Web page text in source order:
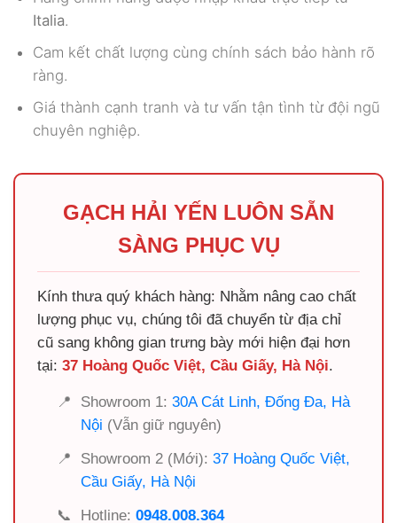
Cam kết chất lượng cùng chính sách bảo hành rõ
Giá thành cạnh tranh và tư vấn tận tình từ đội ngũ
chuyên nghiệp.
GẠCH HẢI YẾN LUÔN SẴN
SÀNG PHỤC VỤ
Kính thưa quý khách hàng: Nhằm nâng cao chất
lượng phục vụ, chúng tôi đã chuyển từ địa chỉ
cũ sang không gian trưng bày mới hiện đại hơn
tại:37 Hoàng Quốc Việt, Cầu Giấy, Hà Nội.
📍 Showroom 1: 30A Cát Linh, Đống Đa, Hà
Showroom 2 (Mới): 37 Hoàng Quốc Việt,
Hotline:
0948.008.364
💬
Zalo tư vấn: 0948.008.364